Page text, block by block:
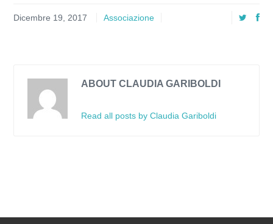
Dicembre 19, 2017 Associazione
ABOUT CLAUDIA GARIBOLDI
Read all posts by Claudia Gariboldi